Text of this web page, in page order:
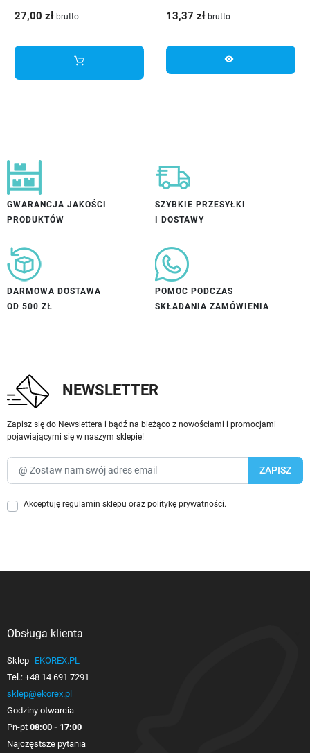
27,00 zł brutto 13,37 zł brutto
visibility
GWARANCJA JAKOŚCI
PRODUKTÓW
SZYBKIE PRZESYŁKI
I DOSTAWY
DARMOWA DOSTAWA
OD 500 ZŁ
POMOC PODCZAS
SKŁADANIA ZAMÓWIENIA
NEWSLETTER
Zapisz się do Newslettera i bądź na bieżąco z nowościami i promocjami
pojawiającymi się w naszym sklepie!
Akceptuję regulamin sklepu oraz politykę prywatności.
Obsługa klienta
Sklep EKOREX.PL
Tel.: +48 14 691 7291
sklep@ekorex.pl
Godziny otwarcia
Pn-pt 08:00 - 17:00
Najczęstsze pytania